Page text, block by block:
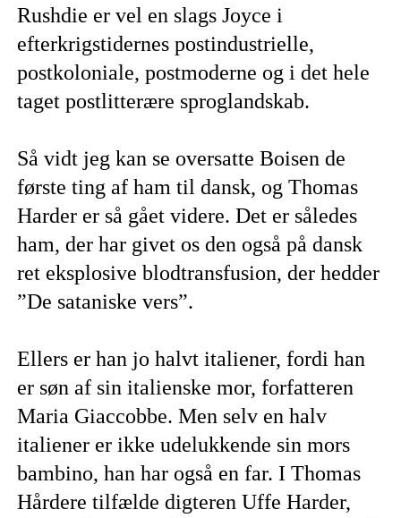
Rushdie er vel en slags Joyce i
efterkrigstidernes postindustrielle,
postkoloniale, postmoderne og i det hele
taget postlitterære sproglandskab.
Så vidt jeg kan se oversatte Boisen de
første ting af ham til dansk, og Thomas
Harder er så gået videre. Det er således
ham, der har givet os den også på dansk
ret eksplosive blodtransfusion, der hedder
”De sataniske vers”.
Ellers er han jo halvt italiener, fordi han
er søn af sin italienske mor, forfatteren
Maria Giaccobbe. Men selv en halv
italiener er ikke udelukkende sin mors
bambino, han har også en far. I Thomas
Hårdere tilfælde digteren Uffe Harder,